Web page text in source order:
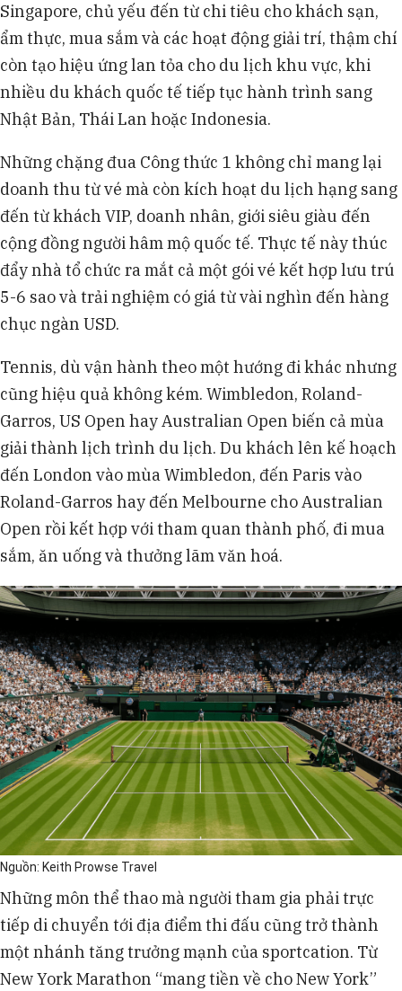
Singapore, chủ yếu đến từ chi tiêu cho khách sạn,
ẩm thực, mua sắm và các hoạt động giải trí, thậm chí
còn tạo hiệu ứng lan tỏa cho du lịch khu vực, khi
nhiều du khách quốc tế tiếp tục hành trình sang
Nhật Bản, Thái Lan hoặc Indonesia.
Những chặng đua Công thức 1 không chỉ mang lại
doanh thu từ vé mà còn kích hoạt du lịch hạng sang
đến từ khách VIP, doanh nhân, giới siêu giàu đến
cộng đồng người hâm mộ quốc tế. Thực tế này thúc
đẩy nhà tổ chức ra mắt cả một gói vé kết hợp lưu trú
5-6 sao và trải nghiệm có giá từ vài nghìn đến hàng
chục ngàn USD.
Tennis, dù vận hành theo một hướng đi khác nhưng
cũng hiệu quả không kém. Wimbledon, Roland-
Garros, US Open hay Australian Open biến cả mùa
giải thành lịch trình du lịch. Du khách lên kế hoạch
đến London vào mùa Wimbledon, đến Paris vào
Roland-Garros hay đến Melbourne cho Australian
Open rồi kết hợp với tham quan thành phố, đi mua
sắm, ăn uống và thưởng lãm văn hoá.
Nguồn: Keith Prowse Travel
Những môn thể thao mà người tham gia phải trực
tiếp di chuyển tới địa điểm thi đấu cũng trở thành
một nhánh tăng trưởng mạnh của sportcation. Từ
New York Marathon “mang tiền về cho New York”